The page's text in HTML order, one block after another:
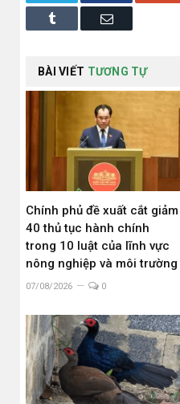
Tumblr Email
BÀI VIẾT TƯƠNG TỰ
Chính phủ đề xuất cắt giảm
40 thủ tục hành chính
trong 10 luật của lĩnh vực
nông nghiệp và môi trường
07/08/2026 0